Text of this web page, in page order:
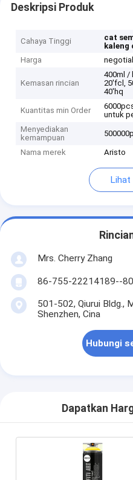
Deskripsi Produk
Cahaya Tinggi cat
Harga
Kemasan rincian
400ml /
20'fcl,
40'hq
Kuantitas min Order
untuk
Menyediakan
kemampuan
Nama merek Aristo
Lihat
Mrs. Cherry Zhang
86-755-22214189--
501-502, Qiurui Bldg.,
Shenzhen, Cina
Hubungi
Dapatkan